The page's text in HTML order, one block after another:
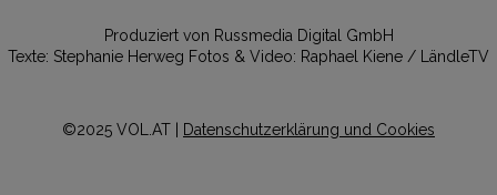
Produziert von Russmedia Digital GmbH
Texte: Stephanie Herweg Fotos & Video: Raphael Kiene / LändleTV
©2025 VOL.AT | Datenschutzerklärung und Cookies